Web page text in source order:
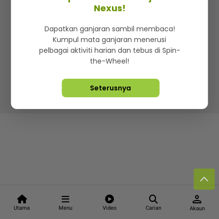
Utama Menu Video Carian
person
Akaun
Iklan di SMG360
Terma & Syarat Dasar Privasi
Lebih hot, viral dan sensasi
Hakcipta Terpelihara ©2026. Star Media Group Berhad
Nexus!
Dapatkan ganjaran sambil membaca!
Kumpul mata ganjaran menerusi
pelbagai aktiviti harian dan tebus di Spin-
the-Wheel!
Seterusnya